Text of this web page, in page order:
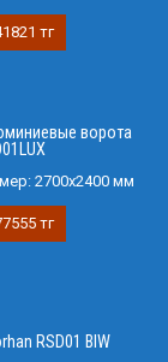
тг
ворота
2700x2400 мм
тг
RSD01 BIW